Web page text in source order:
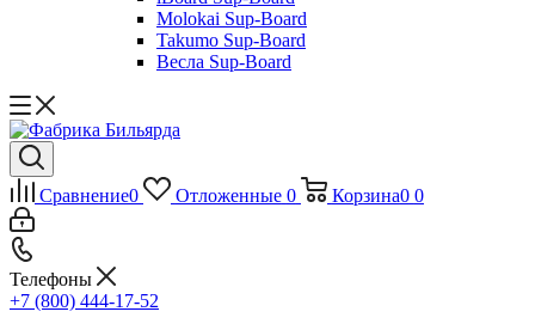
Molokai Sup-Board
Takumo Sup-Board
Весла Sup-Board
Сравнение0 Отложенные 0 Корзина0 0
Телефоны
+7 (800) 444-17-52